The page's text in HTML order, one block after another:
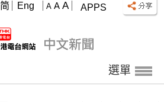
APPS
A A A
简 Eng
選單